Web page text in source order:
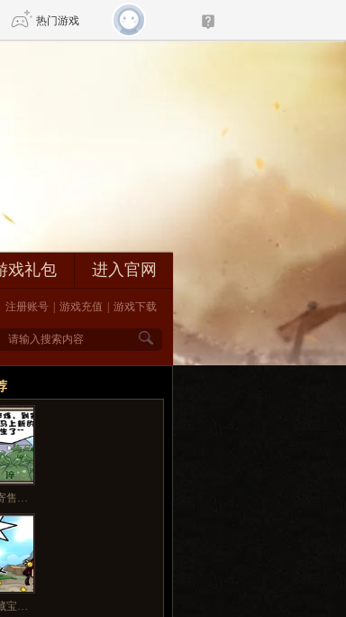
热门游戏
界
戏礼包 进入官网
注册账号 游戏充值 游戏下载
售…
宝…